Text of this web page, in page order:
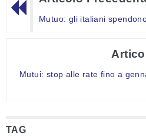
Mutuo: gli italiani
Mutui: stop alle rate fino a
TAG